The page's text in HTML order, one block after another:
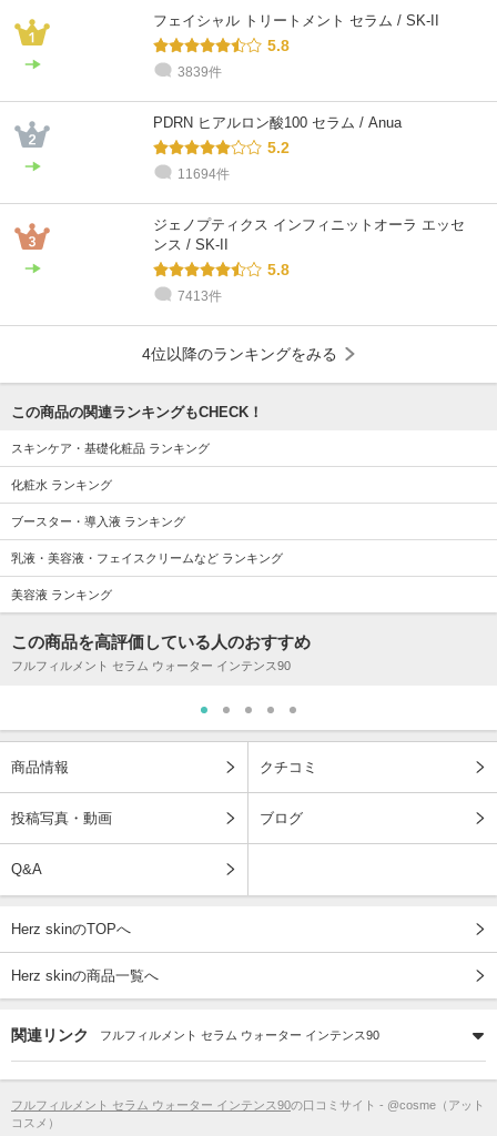
フェイシャル トリートメント セラム / SK-II
5.8
3839件
PDRN ヒアルロン酸100 セラム / Anua
5.2
11694件
ジェノプティクス インフィニットオーラ エッセ
ンス / SK-II
5.8
7413件
4位以降のランキングをみる
この商品の関連ランキングもCHECK！
スキンケア・基礎化粧品 ランキング
化粧水 ランキング
ブースター・導入液 ランキング
乳液・美容液・フェイスクリームなど ランキング
美容液 ランキング
この商品を高評価している人のおすすめ
フルフィルメント セラム ウォーター インテンス90
商品情報 クチコミ
投稿写真・動画 ブログ
Q&A
Herz skinのTOPへ
Herz skinの商品一覧へ
関連リンク フルフィルメント セラム ウォーター インテンス90
フルフィルメント セラム ウォーター インテンス90の口コミサイト - @cosme（アット
コスメ）